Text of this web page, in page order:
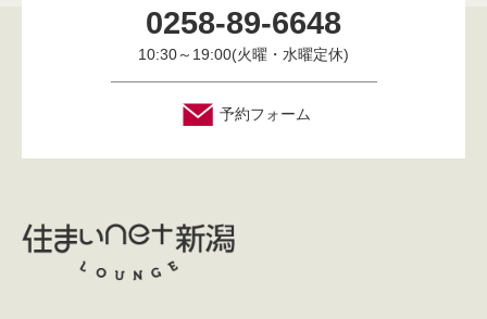
0258-89-6648
10:30～19:00(火曜・水曜定休)
予約フォーム